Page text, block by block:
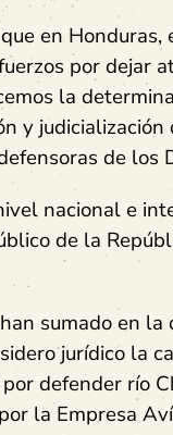
en
por dejar
la
y
de los
nacional e
de la
sumado en
jurídico la
defender río
la Empresa